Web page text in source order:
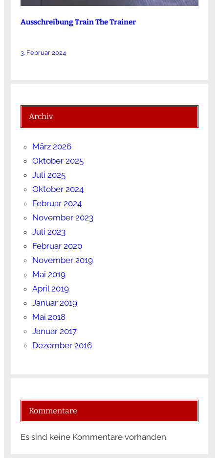
Ausschreibung Train The Trainer
3. Februar 2024
Archiv
März 2026
Oktober 2025
Juli 2025
Oktober 2024
Februar 2024
November 2023
Juli 2023
Februar 2020
November 2019
Mai 2019
April 2019
Januar 2019
Mai 2018
Januar 2017
Dezember 2016
Kommentare
Es sind keine Kommentare vorhanden.